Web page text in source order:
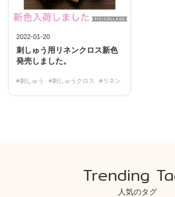
2022-01-20
刺しゅう用リネンクロス新色
発売しました。
#刺しゅう #刺しゅうクロス #リネン
Trending
人気のタグ